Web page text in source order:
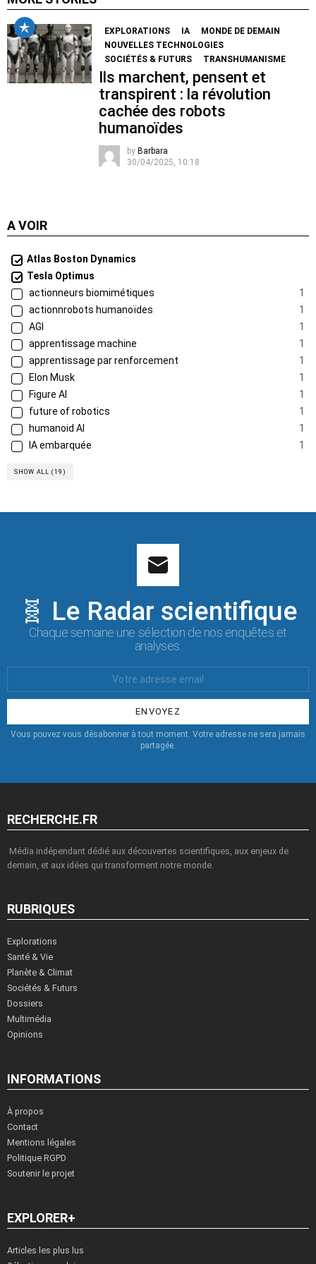
EXPLORATIONS IA
MONDE DE DEMAIN
NOUVELLES TECHNOLOGIES
SOCIÉTÉS & FUTURS
TRANSHUMANISME
Ils marchent, pensent et
transpirent : la révolution
cachée des robots
humanoïdes
by Barbara
30/04/2025, 10:18
A VOIR
Atlas Boston Dynamics
Tesla Optimus
actionneurs biomimétiques
1
actionnrobots humanoïdes
1
AGI
1
apprentissage machine
1
apprentissage par renforcement
1
Elon Musk
1
Figure AI
1
future of robotics
1
humanoid AI
1
IA embarquée
1
SHOW ALL (19)
🧬 Le Radar scientifique
Chaque semaine une sélection de nos enquêtes et
analyses.
:
Vous pouvez vous désabonner à tout moment. Votre adresse ne sera jamais
partagée.
RECHERCHE.FR
Média indépendant dédié aux découvertes scientifiques, aux enjeux de
demain, et aux idées qui transforment notre monde.
RUBRIQUES
Explorations
Santé & Vie
Planète & Climat
Sociétés & Futurs
Dossiers
Multimédia
Opinions
INFORMATIONS
À propos
Contact
Mentions légales
Politique RGPD
Soutenir le projet
EXPLORER+
Articles les plus lus